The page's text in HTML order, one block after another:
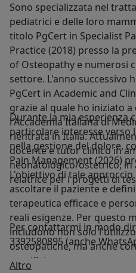
Sono specializzata nel
pediatrici e delle loro
titolo PgCert in Specialist
Practice (2018) presso la
of Osteopathy e numerosi
settore. L'anno successivo
PgCert in Academic and
grazie al quale ho iniziato
l'Accademia Italiana di
rientrata in Italia.
docente e tutor clinico in
neonatologico/ostetrico, in
relatrice per i progetti di
Durante la mia esperienza
particolare interesse verso
nella gestione del dolore,
Pain Management (2026)
L'obiettivo di tale
ascoltare il paziente e
terapeutica efficace e
reali esigenze. Per questo
includono non solo
osteopatiche, ma anche
specifici.
Per contattarmi in modo
3392580895 (anche
Altro